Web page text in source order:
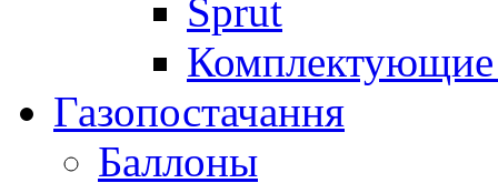
Sprut
Комплектующие
Газопостачання
Баллоны